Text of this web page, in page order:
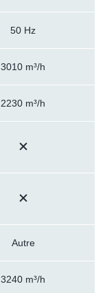
50 Hz
3010 m³/h
2230 m³/h
Autre
3240 m³/h